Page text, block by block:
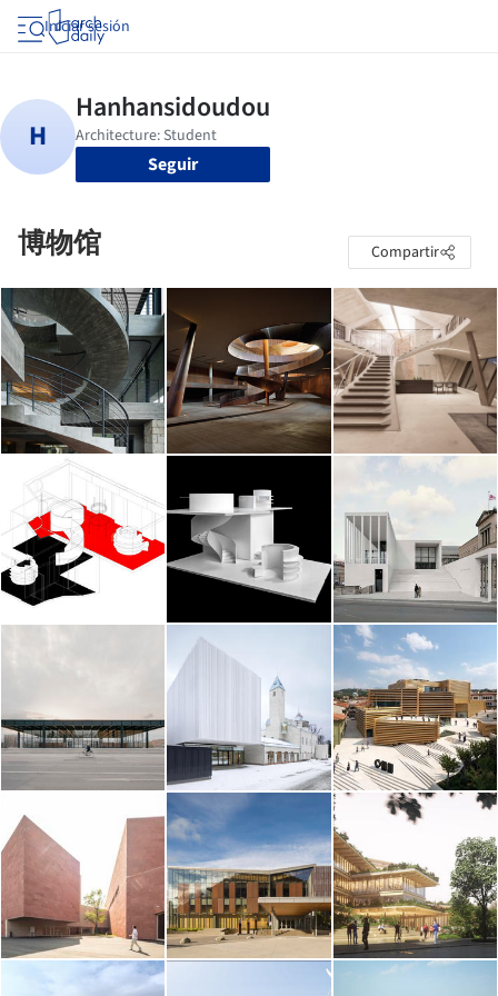
Iniciar sesión
Seguir
博物馆 Compartir